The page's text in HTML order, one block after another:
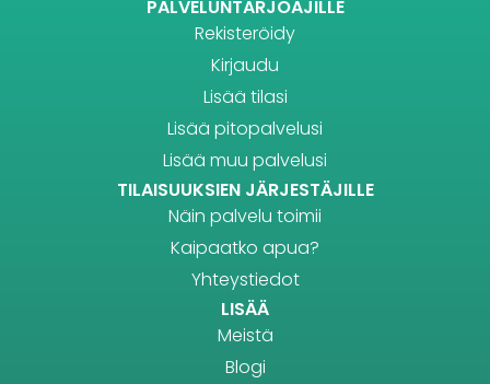
PALVELUNTARJOAJILLE
Rekisteröidy
Kirjaudu
Lisää tilasi
Lisää pitopalvelusi
Lisää muu palvelusi
TILAISUUKSIEN JÄRJESTÄJILLE
Näin palvelu toimii
Kaipaatko apua?
Yhteystiedot
LISÄÄ
Meistä
Blogi